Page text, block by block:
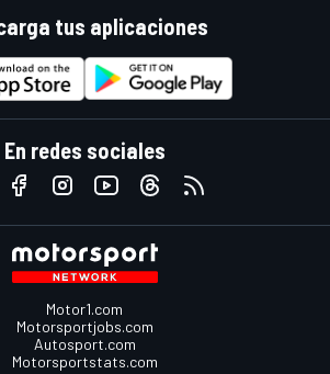
tus aplicaciones
En redes sociales
Motor1.com
Motorsportjobs.com
Autosport.com
Motorsportstats.com